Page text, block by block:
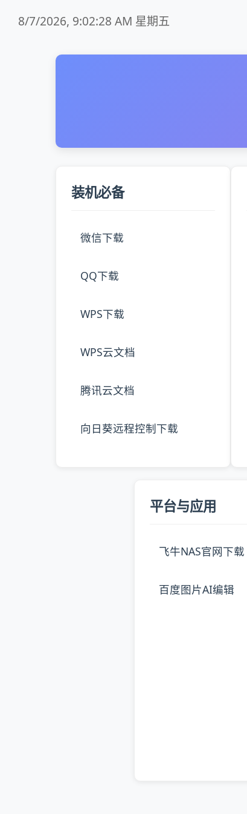
8/7/2026, 9:02:28 AM 星期五
装机必备
微信下载
QQ下载
WPS下载
WPS云文档
腾讯云文档
向日葵远程控制下载
平台与应用
飞牛NAS官网下载
百度图片AI编辑